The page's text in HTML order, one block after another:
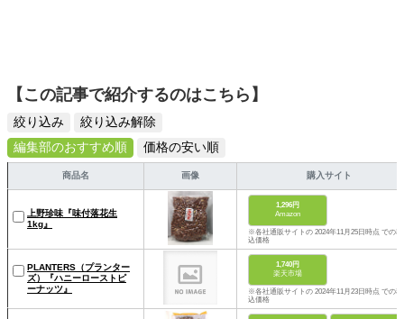
【この記事で紹介するのはこちら】
絞り込み
絞り込み解除
編集部のおすすめ順
価格の安い順
商品名 画像 購入サイト
上野珍味『味付落花生
1kg』
1,296円
Amazon
※各社通販サイトの 2024年11月25日時点 での税
込価格
PLANTERS（プランター
ズ）『ハニーローストピ
ーナッツ』
1,740円
楽天市場
※各社通販サイトの 2024年11月23日時点 での税
込価格